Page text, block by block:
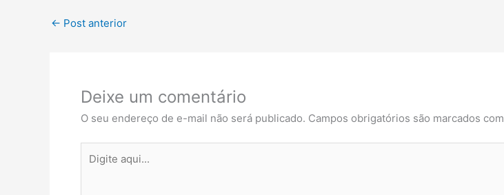
← Post anterior
Deixe um comentário
O seu endereço de e-mail não será publicado. Campos obrigatórios são marcados com
aqui...